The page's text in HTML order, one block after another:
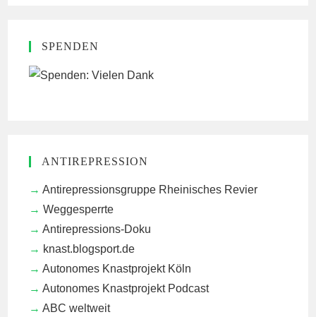
SPENDEN
ANTIREPRESSION
Antirepressionsgruppe Rheinisches Revier
Weggesperrte
Antirepressions-Doku
knast.blogsport.de
Autonomes Knastprojekt Köln
Autonomes Knastprojekt Podcast
ABC weltweit